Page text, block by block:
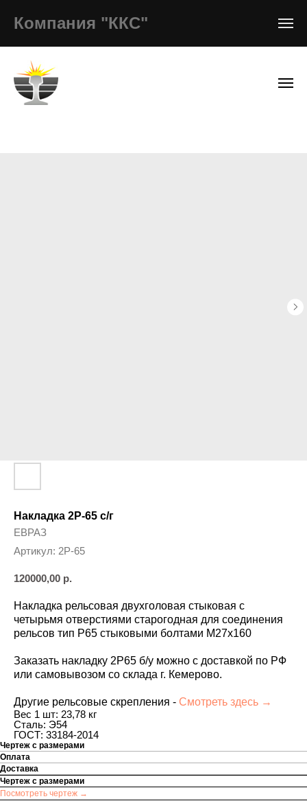
Компания "ККС"
Накладка 2Р-65 с/г
ЕВРАЗ
Артикул: 2Р-65
120000,00 р.
Накладка рельсовая двухголовая стыковая с
четырьмя отверстиями старогодная для соединения
рельсов тип Р65 стыковыми болтами М27х160
Заказать накладку 2Р65 б/у можно с доставкой по РФ
или самовывозом со склада г. Кемерово.
Другие рельсовые скрепления - Смотреть здесь →
Вес 1 шт: 23,78 кг
Сталь: Э54
ГОСТ: 33184-2014
Чертеж с размерами
Оплата
Доставка
Чертеж с размерами
Посмотреть чертеж →